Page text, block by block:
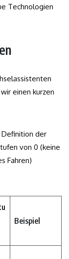
Technologien
einen kurzen
der
von 0 (keine
Fahren)
Beispiel